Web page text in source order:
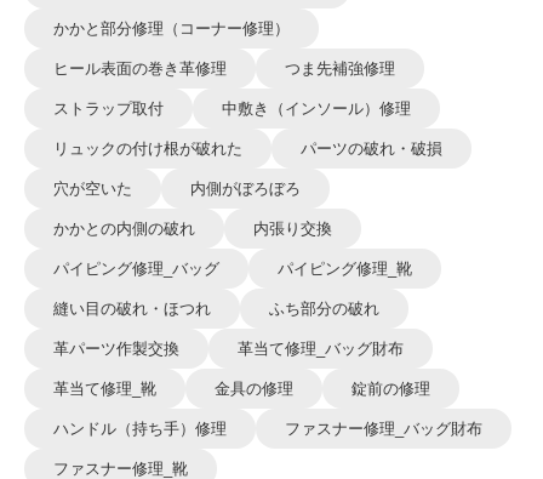
かかと部分修理（コーナー修理）
ヒール表面の巻き革修理 つま先補強修理
ストラップ取付 中敷き（インソール）修理
リュックの付け根が破れた パーツの破れ・破損
穴が空いた 内側がぼろぼろ
かかとの内側の破れ 内張り交換
パイピング修理_バッグ パイピング修理_靴
縫い目の破れ・ほつれ ふち部分の破れ
革パーツ作製交換 革当て修理_バッグ財布
革当て修理_靴 金具の修理 錠前の修理
ハンドル（持ち手）修理 ファスナー修理_バッグ財布
ファスナー修理_靴